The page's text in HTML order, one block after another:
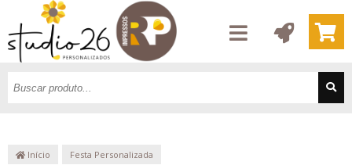
Início Festa Personalizada